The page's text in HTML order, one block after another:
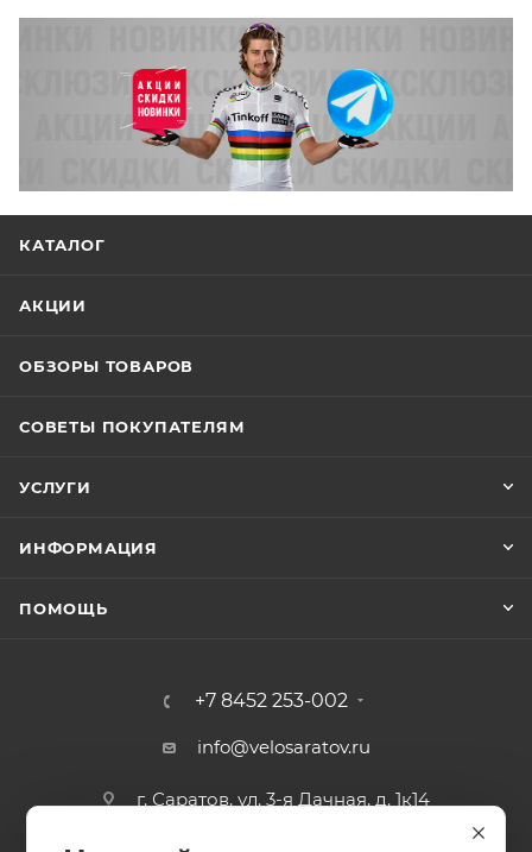
КАТАЛОГ
АКЦИИ
ОБЗОРЫ ТОВАРОВ
СОВЕТЫ ПОКУПАТЕЛЯМ
УСЛУГИ
ИНФОРМАЦИЯ
ПОМОЩЬ
+7 8452 253-002
info@velosaratov.ru
г. Саратов, ул. 3-я Дачная, д. 1к14